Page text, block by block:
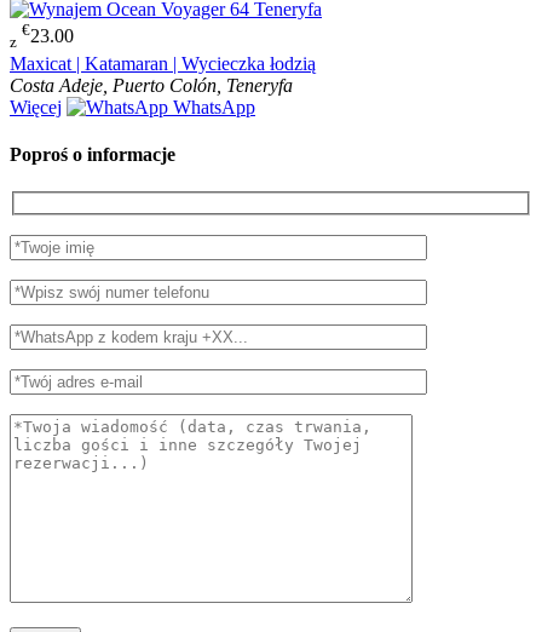
z
€23.00
Maxicat | Katamaran | Wycieczka łodzią
Costa Adeje, Puerto Colón, Teneryfa
Więcej
WhatsApp
Poproś o informacje